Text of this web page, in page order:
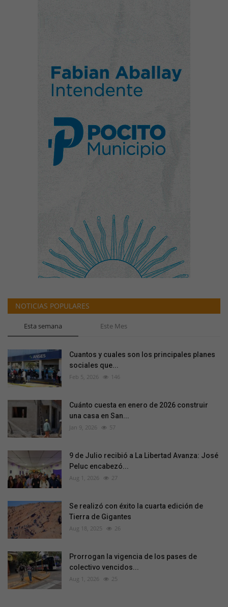
NOTICIAS POPULARES
Esta semana Este Mes
Cuantos y cuales son los principales planes
sociales que...
Feb 5, 2026 146
Cuánto cuesta en enero de 2026 construir
una casa en San...
Jan 9, 2026 57
9 de Julio recibió a La Libertad Avanza: José
Peluc encabezó...
Aug 1, 2026 27
Se realizó con éxito la cuarta edición de
Tierra de Gigantes
Aug 18, 2025 26
Prorrogan la vigencia de los pases de
colectivo vencidos...
Aug 1, 2026 25